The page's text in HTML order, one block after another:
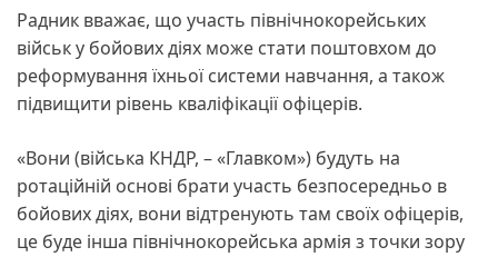
Радник вважає, що участь північнокорейських
військ у бойових діях може стати поштовхом до
реформування їхньої системи навчання, а також
підвищити рівень кваліфікації офіцерів.
«Вони (війська КНДР, – «Главком») будуть на
ротаційній основі брати участь безпосередньо в
бойових діях, вони відтренують там своїх офіцерів,
це буде інша північнокорейська армія з точки зору